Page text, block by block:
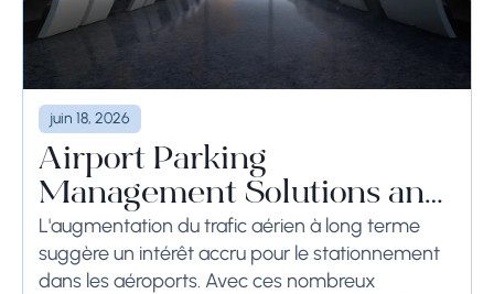
juin 18, 2026
Airport Parking
Management Solutions and
Systems
L'augmentation du trafic aérien à long terme
suggère un intérêt accru pour le stationnement
dans les aéroports. Avec ces nombreux